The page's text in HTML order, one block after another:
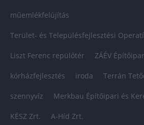
műemlékfelújítás
Terület- és Településfejlesztési
Liszt Ferenc repülőtér ZÁÉV
kórházfejlesztés iroda Terrán
szennyvíz Merkbau Építőipari és
KÉSZ Zrt. A-Híd Zrt.